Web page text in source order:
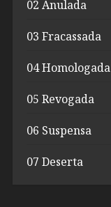
02 Anulada
03 Fracassada
04 Homologada
05 Revogada
06 Suspensa
07 Deserta